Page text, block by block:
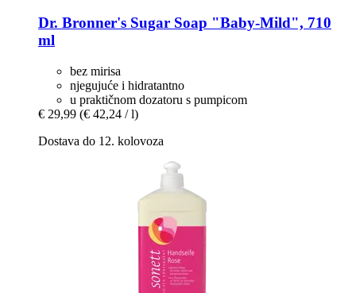
Dr. Bronner's Sugar Soap "Baby-​Mild", 710
ml
bez mirisa
njegujuće i hidratantno
u praktičnom dozatoru s pumpicom
€ 29,99 (€ 42,24 / l)
Dostava do 12. kolovoza